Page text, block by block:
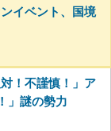
イベント、国境
！不謹慎！」ア
」謎の勢力